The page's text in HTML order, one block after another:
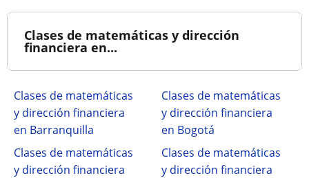
Clases de matemáticas y dirección
financiera en...
Clases de matemáticas
y dirección financiera
en Barranquilla
Clases de matemáticas
y dirección financiera
en Bogotá
Clases de matemáticas
y dirección financiera
Clases de matemáticas
y dirección financiera